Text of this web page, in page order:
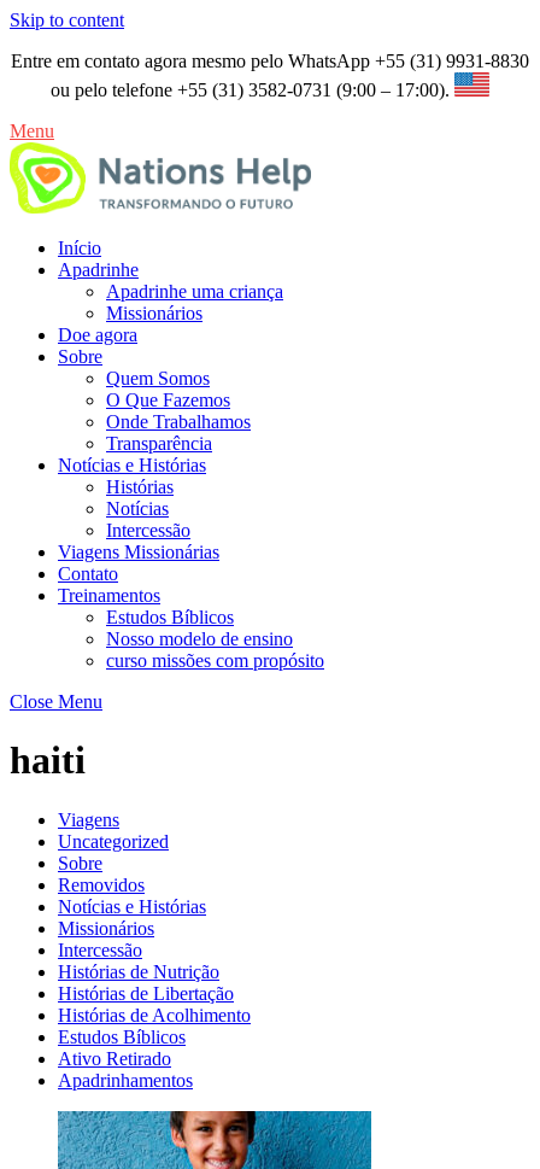
Skip to content
Entre em contato agora mesmo pelo WhatsApp +55 (31) 9931-8830
ou pelo telefone +55 (31) 3582-0731 (9:00 – 17:00).
Menu
Início
Apadrinhe
Apadrinhe uma criança
Missionários
Doe agora
Sobre
Quem Somos
O Que Fazemos
Onde Trabalhamos
Transparência
Notícias e Histórias
Histórias
Notícias
Intercessão
Viagens Missionárias
Contato
Treinamentos
Estudos Bíblicos
Nosso modelo de ensino
curso missões com propósito
Close Menu
haiti
Viagens
Uncategorized
Sobre
Removidos
Notícias e Histórias
Missionários
Intercessão
Histórias de Nutrição
Histórias de Libertação
Histórias de Acolhimento
Estudos Bíblicos
Ativo Retirado
Apadrinhamentos